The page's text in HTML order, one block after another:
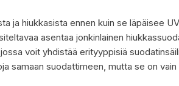
ja hiukkasista ennen kuin se läpäisee
asentaa jonkinlainen
voit yhdistää erityyppisiä
samaan suodattimeen, mutta se on vain